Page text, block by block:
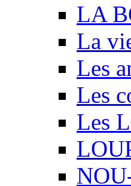
LA
La
Les
Les
Les